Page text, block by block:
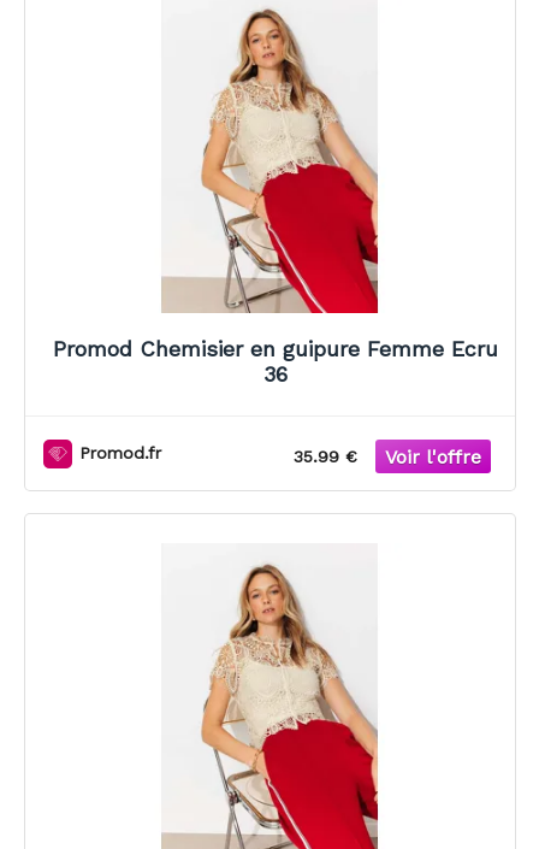
Promod Chemisier en guipure Femme Ecru
36
Promod.fr 35.99 €